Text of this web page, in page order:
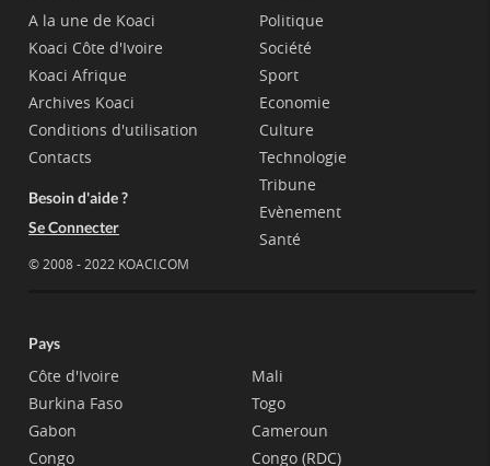
A la une de Koaci
Koaci Côte d'Ivoire
Koaci Afrique
Archives Koaci
Conditions d'utilisation
Contacts
Besoin d'aide ?
Se Connecter
© 2008 - 2022 KOACI.COM
Politique
Société
Sport
Economie
Culture
Technologie
Tribune
Evènement
Santé
Pays
Côte d'Ivoire
Burkina Faso
Gabon
Congo
Mali
Togo
Cameroun
Congo (RDC)